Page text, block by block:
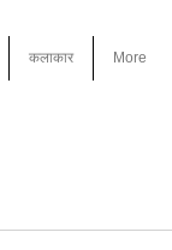
कलाकार More